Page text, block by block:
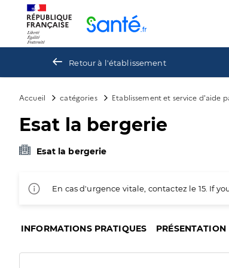
Retour à l'établissement
Accueil catégories Etablissement et service d'aide
Esat la bergerie
Esat la bergerie
En cas d'urgence vitale, contactez le 15. If
INFORMATIONS PRATIQUES PRÉSENTATION
Panneau de gestion des cookies